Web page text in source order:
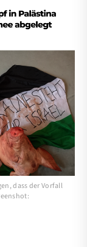
dass der Vorfall